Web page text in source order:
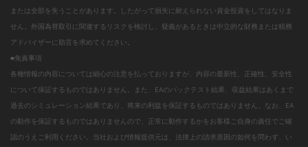
または全部を失うことがあります。したがって損失に耐えられない資金投資をしてはなりま
せん。外国為替取引に関連するリスクを検討し、疑義があるときは中立的な財務または税務
アドバイザーに助言を求めてください。
■免責事項
各種情報の内容については細心の注意を払っておりますが、内容の最新性、正確性、安全性
について保証するものではありません。また、EAのバックテスト結果、収益結果はあくまで
過去のシミュレーション結果であり、将来の利益を保証するものではありません。なお、EA
の動作を保証するものではありませんので、正常に動作するかをお客様ご自身の責任でご確
認のうえご利用ください。当社および情報提供元は、法律上の請求原因の如何を問わず、い